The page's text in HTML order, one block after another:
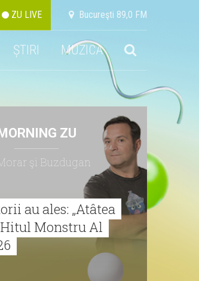
ZU LIVE Bucureşti 89,0 FM
ȘTIRI MUZICA
ZU
şi Buzdugan
au ales: „Atâtea
Monstru Al